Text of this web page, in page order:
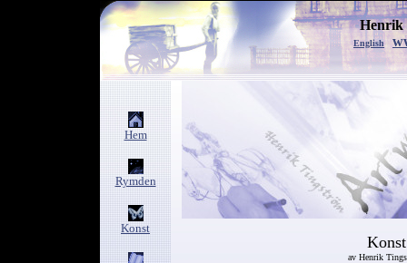
Henrik
English
Hem
Rymden
Konst
Konst
av Henrik